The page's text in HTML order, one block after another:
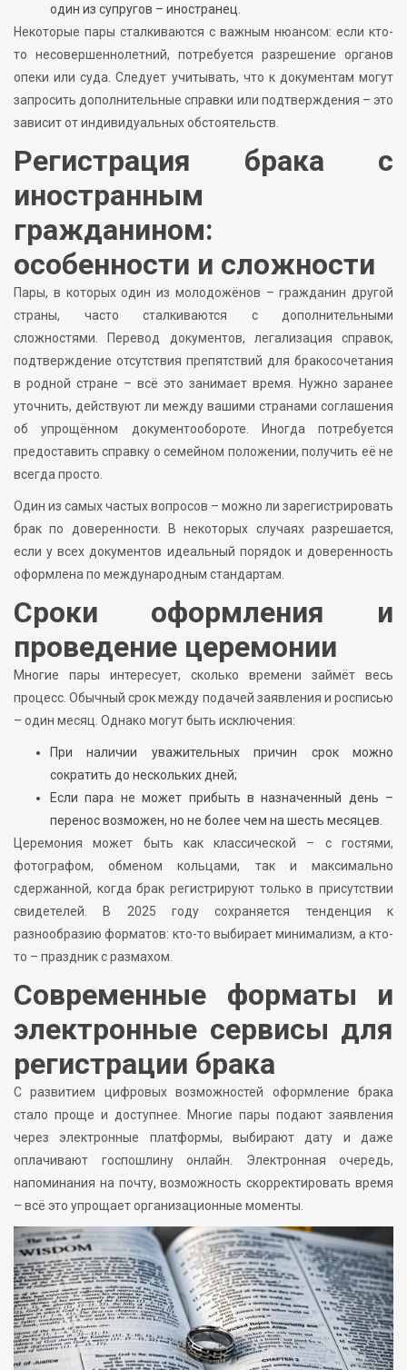
один из супругов – иностранец.
Некоторые пары сталкиваются с важным нюансом: если кто-
то несовершеннолетний, потребуется разрешение органов
опеки или суда. Следует учитывать, что к документам могут
запросить дополнительные справки или подтверждения – это
зависит от индивидуальных обстоятельств.
Регистрация брака с
иностранным
гражданином:
особенности и сложности
Пары, в которых один из молодожёнов – гражданин другой
страны, часто сталкиваются с дополнительными
сложностями. Перевод документов, легализация справок,
подтверждение отсутствия препятствий для бракосочетания
в родной стране – всё это занимает время. Нужно заранее
уточнить, действуют ли между вашими странами соглашения
об упрощённом документообороте. Иногда потребуется
предоставить справку о семейном положении, получить её не
всегда просто.
Один из самых частых вопросов – можно ли зарегистрировать
брак по доверенности. В некоторых случаях разрешается,
если у всех документов идеальный порядок и доверенность
оформлена по международным стандартам.
Сроки оформления и
проведение церемонии
Многие пары интересует, сколько времени займёт весь
процесс. Обычный срок между подачей заявления и росписью
– один месяц. Однако могут быть исключения:
При наличии уважительных причин срок можно
сократить до нескольких дней;
Если пара не может прибыть в назначенный день –
перенос возможен, но не более чем на шесть месяцев.
Церемония может быть как классической – с гостями,
фотографом, обменом кольцами, так и максимально
сдержанной, когда брак регистрируют только в присутствии
свидетелей. В 2025 году сохраняется тенденция к
разнообразию форматов: кто-то выбирает минимализм, а кто-
то – праздник с размахом.
Современные форматы и
электронные сервисы для
регистрации брака
С развитием цифровых возможностей оформление брака
стало проще и доступнее. Многие пары подают заявления
через электронные платформы, выбирают дату и даже
оплачивают госпошлину онлайн. Электронная очередь,
напоминания на почту, возможность скорректировать время
– всё это упрощает организационные моменты.